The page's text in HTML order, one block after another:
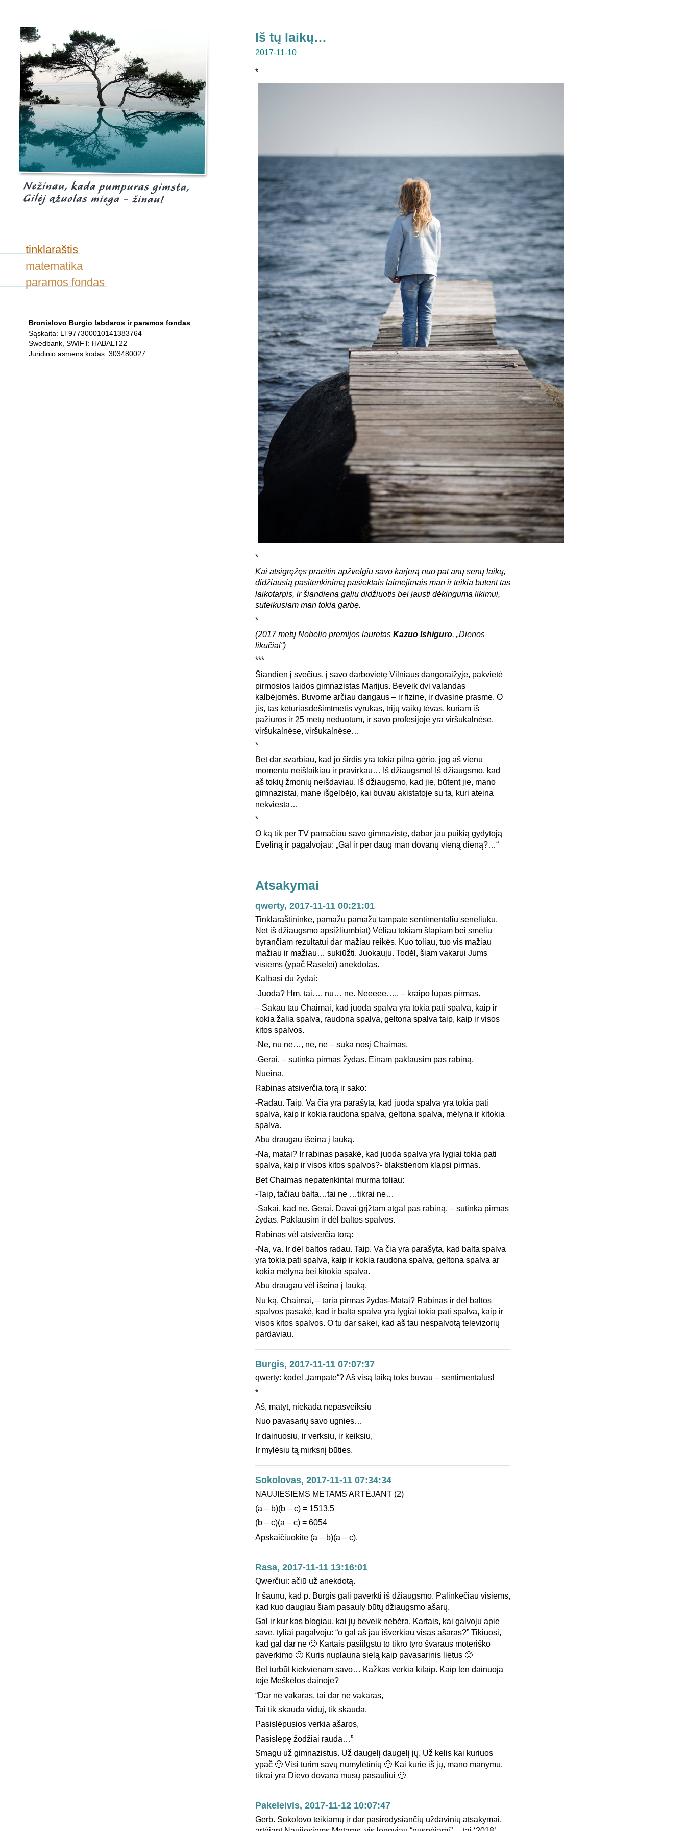
tinklaraštis
matematika
paramos fondas
Bronislovo Burgio labdaros ir paramos fondas
Sąskaita: LT977300010141383764
Swedbank, SWIFT: HABALT22
Juridinio asmens kodas: 303480027
Iš tų laikų…
2017-11-10
*
*
Kai atsigręžęs praeitin apžvelgiu savo karjerą nuo pat anų senų laikų,
didžiausią pasitenkinimą pasiektais laimėjimais man ir teikia būtent tas
laikotarpis, ir šiandieną galiu didžiuotis bei jausti dėkingumą likimui,
suteikusiam man tokią garbę.
*
(2017 metų Nobelio premijos lauretas Kazuo Ishiguro. „Dienos
likučiai“)
***
Šiandien į svečius, į savo darbovietę Vilniaus dangoraižyje, pakvietė
pirmosios laidos gimnazistas Marijus. Beveik dvi valandas
kalbėjomės. Buvome arčiau dangaus – ir fizine, ir dvasine prasme. O
jis, tas keturiasdešimtmetis vyrukas, trijų vaikų tėvas, kuriam iš
pažiūros ir 25 metų neduotum, ir savo profesijoje yra viršukalnėse,
viršukalnėse, viršukalnėse…
*
Bet dar svarbiau, kad jo širdis yra tokia pilna gėrio, jog aš vienu
momentu neišlaikiau ir pravirkau… Iš džiaugsmo! Iš džiaugsmo, kad
aš tokių žmonių neišdaviau. Iš džiaugsmo, kad jie, būtent jie, mano
gimnazistai, mane išgelbėjo, kai buvau akistatoje su ta, kuri ateina
nekviesta…
*
O ką tik per TV pamačiau savo gimnazistę, dabar jau puikią gydytoją
Eveliną ir pagalvojau: „Gal ir per daug man dovanų vieną dieną?…“
Atsakymai
qwerty, 2017-11-11 00:21:01
Tinklaraštininke, pamažu pamažu tampate sentimentaliu seneliuku.
Net iš džiaugsmo apsižliumbiat) Vėliau tokiam šlapiam bei smėliu
byrančiam rezultatui dar mažiau reikės. Kuo toliau, tuo vis mažiau
mažiau ir mažiau… sukiūžti. Juokauju. Todėl, šiam vakarui Jums
visiems (ypač Raselei) anekdotas.
Kalbasi du žydai:
-Juoda? Hm, tai…. nu… ne. Neeeee…., – kraipo lūpas pirmas.
– Sakau tau Chaimai, kad juoda spalva yra tokia pati spalva, kaip ir
kokia žalia spalva, raudona spalva, geltona spalva taip, kaip ir visos
kitos spalvos.
-Ne, nu ne…, ne, ne – suka nosį Chaimas.
-Gerai, – sutinka pirmas žydas. Einam paklausim pas rabiną.
Nueina.
Rabinas atsiverčia torą ir sako:
-Radau. Taip. Va čia yra parašyta, kad juoda spalva yra tokia pati
spalva, kaip ir kokia raudona spalva, geltona spalva, mėlyna ir kitokia
spalva.
Abu draugau išeina į lauką.
-Na, matai? Ir rabinas pasakė, kad juoda spalva yra lygiai tokia pati
spalva, kaip ir visos kitos spalvos?- blakstienom klapsi pirmas.
Bet Chaimas nepatenkintai murma toliau:
-Taip, tačiau balta…tai ne …tikrai ne…
-Sakai, kad ne. Gerai. Davai grįžtam atgal pas rabiną, – sutinka pirmas
žydas. Paklausim ir dėl baltos spalvos.
Rabinas vėl atsiverčia torą:
-Na, va. Ir dėl baltos radau. Taip. Va čia yra parašyta, kad balta spalva
yra tokia pati spalva, kaip ir kokia raudona spalva, geltona spalva ar
kokia mėlyna bei kitokia spalva.
Abu draugau vėl išeina į lauką.
Nu ką, Chaimai, – taria pirmas žydas-Matai? Rabinas ir dėl baltos
spalvos pasakė, kad ir balta spalva yra lygiai tokia pati spalva, kaip ir
visos kitos spalvos. O tu dar sakei, kad aš tau nespalvotą televizorių
pardaviau.
Burgis, 2017-11-11 07:07:37
qwerty: kodėl „tampate“? Aš visą laiką toks buvau – sentimentalus!
*
Aš, matyt, niekada nepasveiksiu
Nuo pavasarių savo ugnies…
Ir dainuosiu, ir verksiu, ir keiksiu,
Ir mylėsiu tą mirksnį būties.
Sokolovas, 2017-11-11 07:34:34
NAUJIESIEMS METAMS ARTĖJANT (2)
(a – b)(b – c) = 1513,5
(b – c)(a – c) = 6054
Apskaičiuokite (a – b)(a – c).
Rasa, 2017-11-11 13:16:01
Qwerčiui: ačiū už anekdotą.
Ir šaunu, kad p. Burgis gali paverkti iš džiaugsmo. Palinkėčiau visiems,
kad kuo daugiau šiam pasauly būtų džiaugsmo ašarų.
Gal ir kur kas blogiau, kai jų beveik nebėra. Kartais, kai galvoju apie
save, tyliai pagalvoju: “o gal aš jau išverkiau visas ašaras?” Tikiuosi,
kad gal dar ne 🙂 Kartais pasiilgstu to tikro tyro švaraus moteriško
paverkimo 🙂 Kuris nuplauna sielą kaip pavasarinis lietus 🙂
Bet turbūt kiekvienam savo… Kažkas verkia kitaip. Kaip ten dainuoja
toje Meškėlos dainoje?
“Dar ne vakaras, tai dar ne vakaras,
Tai tik skauda viduj, tik skauda.
Pasislėpusios verkia ašaros,
Pasislėpę žodžiai rauda…”
Smagu už gimnazistus. Už daugelį daugelį jų. Už kelis kai kuriuos
ypač 🙂 Visi turim savų numylėtinių 🙂 Kai kurie iš jų, mano manymu,
tikrai yra Dievo dovana mūsų pasauliui 🙂
Pakeleivis, 2017-11-12 10:07:47
Gerb. Sokolovo teikiamų ir dar pasirodysiančių uždavinių atsakymai,